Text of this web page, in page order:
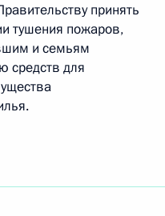
принять
тушения пожаров,
и семьям
средств для